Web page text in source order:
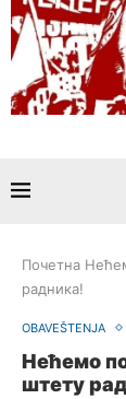
Почетна
радника!
OBAVEŠTENJA
Нећемо
штету